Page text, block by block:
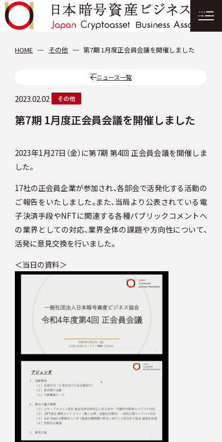
協会について
提言・報告書
イベント情報
スケジュール
HOME その他 第7期 1月度正会員会議を開催しました
ニュース一覧
2023.02.02 その他
第7期 1月度正会員会議を開催しました
2023年1月27日（金）に第7期 第4回 正会員会議を開催しま
した。
17社の正会員企業が参加され、各部会で活発化する活動の
ご報告をいたしました。また、当局より公表されている電
子決済手段やNFTに関連する各種パブリックコメントへ
の業界としての対応、業界全体の課題や方向性について、
活発に意見交換を行いました。
＜当日の資料＞